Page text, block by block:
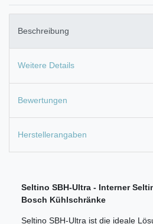
Beschreibung
Weitere Details
Bewertungen
Herstellerangaben
Seltino SBH-Ultra - Interner
Bosch Kühlschränke
Seltino SBH-Ultra ist die ideale